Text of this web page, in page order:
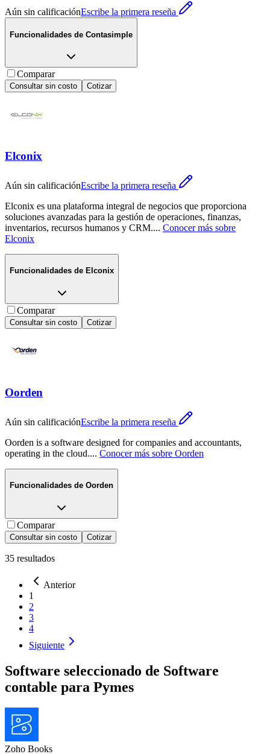
Aún sin calificaciónEscribe la primera reseña
Funcionalidades de Contasimple
Comparar
Consultar sin costo Cotizar
Elconix
Aún sin calificaciónEscribe la primera reseña
Elconix es una plataforma integral de negocios que proporciona
soluciones avanzadas para la gestión de operaciones, finanzas,
inventarios, recursos humanos y CRM.... Conocer más sobre
Elconix
Funcionalidades de Elconix
Comparar
Consultar sin costo Cotizar
Oorden
Aún sin calificaciónEscribe la primera reseña
Oorden is a software designed for companies and accountants,
operating in the cloud.... Conocer más sobre Oorden
Funcionalidades de Oorden
Comparar
Consultar sin costo Cotizar
35 resultados
Anterior
1
2
3
4
Siguiente
Software seleccionado de Software
contable para Pymes
Zoho Books